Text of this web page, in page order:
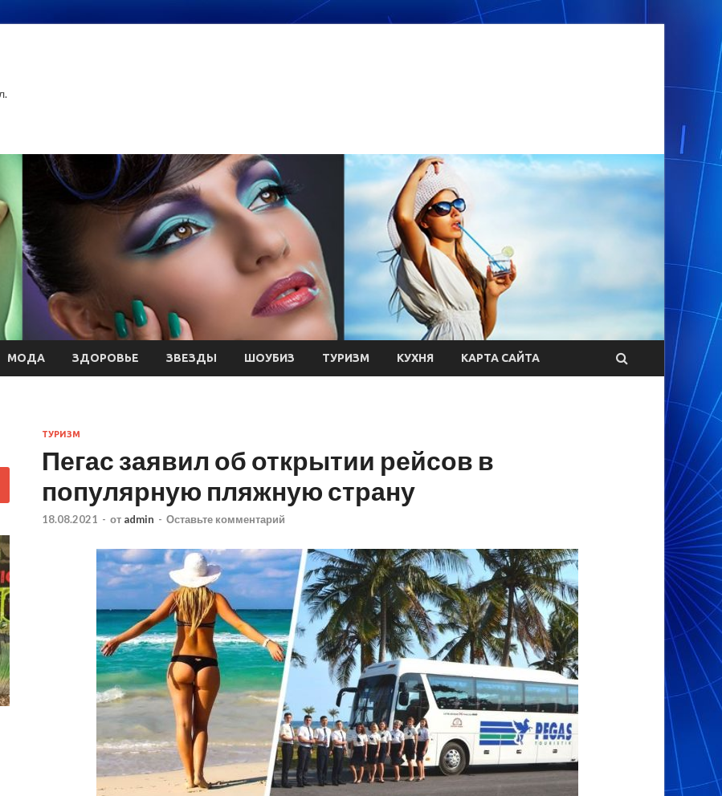
МОДА ЗДОРОВЬЕ ЗВЕЗДЫ ШОУБИЗ ТУРИЗМ КУХНЯ КАРТА САЙТА
ТУРИЗМ
Пегас заявил об открытии рейсов в
популярную пляжную страну
18.08.2021 - от admin - Оставьте комментарий